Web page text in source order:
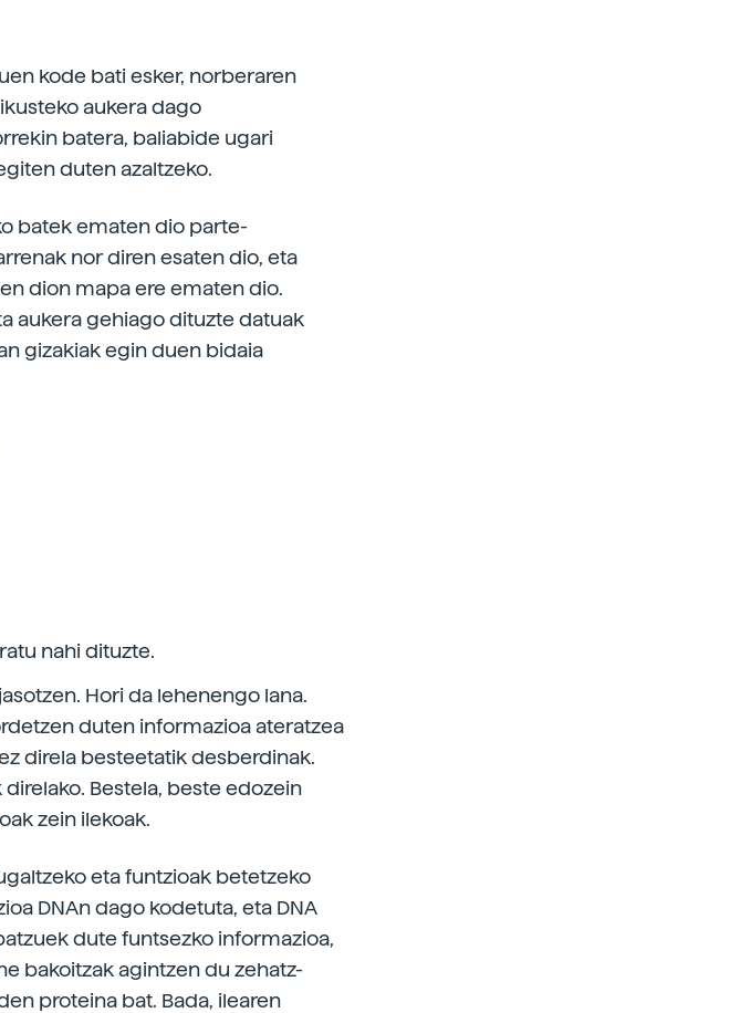
kode bati esker, norberaren
aukera dago
batera, baliabide ugari
duten azaltzeko.
batek ematen dio parte-
nor diren esaten dio, eta
dion mapa ere ematen dio.
aukera gehiago dituzte datuak
gizakiak egin duen bidaia
nahi dituzte.
Hori da lehenengo lana.
duten informazioa ateratzea
direla besteetatik desberdinak.
Bestela, beste edozein
zein ilekoak.
eta funtzioak betetzeko
DNAn dago kodetuta, eta DNA
dute funtsezko informazioa,
bakoitzak agintzen du zehatz-
proteina bat. Bada, ilearen